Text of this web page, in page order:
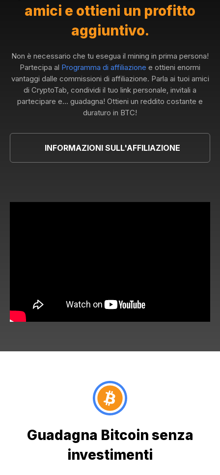
amici e ottieni un profitto
aggiuntivo.
Non è necessario che tu esegua il mining in prima persona!
Partecipa al Programma di affiliazione e ottieni enormi
vantaggi dalle commissioni di affiliazione. Parla ai tuoi amici
di CryptoTab, condividi il tuo link personale, invitali a
partecipare e... guadagna! Ottieni un reddito costante e
duraturo in BTC!
INFORMAZIONI SULL'AFFILIAZIONE
Guadagna Bitcoin senza
investimenti